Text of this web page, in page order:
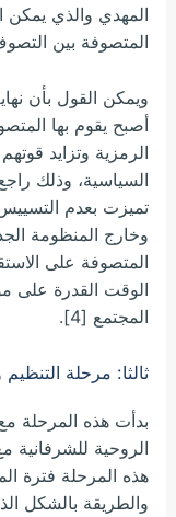
المهدي والذي يمكن
المتصوفة بين
ويمكن القول بأن
أصبح يقوم بها
الرمزية وتزايد
السياسية، وذلك
تميزت بعدم التسييس
وخارج المنظومة
المتصوفة على
الوقت القدرة على
المجتمع [4].
ثالثا: مرحلة
بدأت هذه المرحلة
الروحية للشرفانية
هذه المرحلة فترة
والطريقة بالشكل